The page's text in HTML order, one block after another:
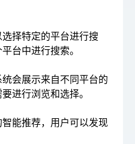
择特定的平台进行搜
台中进行搜索。
会展示来自不同平台的
进行浏览和选择。
能推荐，用户可以发现